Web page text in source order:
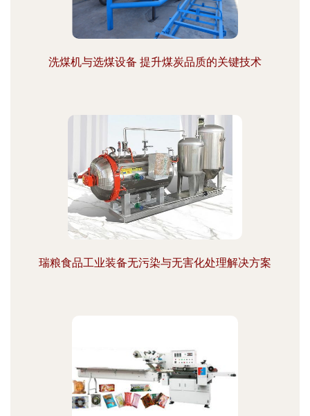
洗煤机与选煤设备 提升煤炭品质的关键技术
瑞粮食品工业装备无污染与无害化处理解决方案